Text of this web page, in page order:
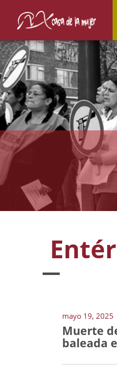
mayo 19, 2025
Muerte
baleada